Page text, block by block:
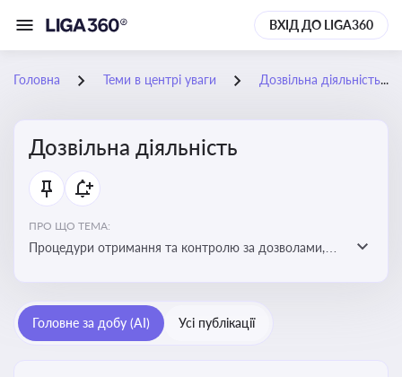
ВХІД ДО LIGA360
Головна Теми в центрі уваги Дозвільна діяльність
Дозвільна діяльність
ПРО ЩО ТЕМА:
Процедури отримання та контролю за дозволами,
законодавстві, щоб уникнути порушень та
забезпечити відповідність вимогам регуляторних
Головне за добу (AI) Усі публікації